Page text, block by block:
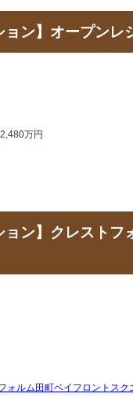
ション】オープ
万円
ョン】クレス
ォルム田町ベイフロントスク